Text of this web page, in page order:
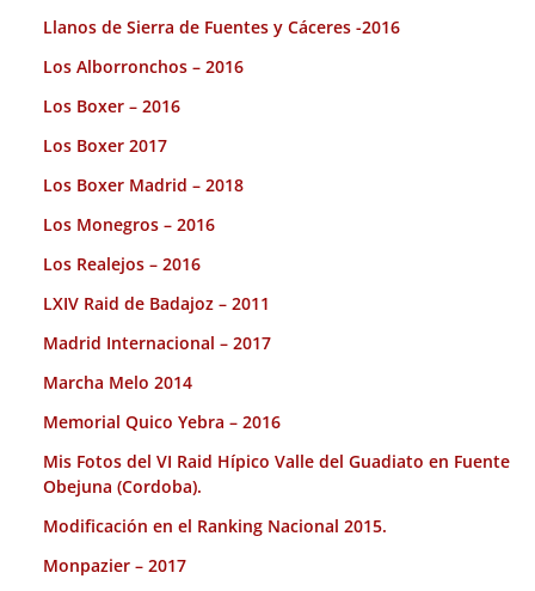
Llanos de Sierra de Fuentes y Cáceres -2016
Los Alborronchos – 2016
Los Boxer – 2016
Los Boxer 2017
Los Boxer Madrid – 2018
Los Monegros – 2016
Los Realejos – 2016
LXIV Raid de Badajoz – 2011
Madrid Internacional – 2017
Marcha Melo 2014
Memorial Quico Yebra – 2016
Mis Fotos del VI Raid Hípico Valle del Guadiato en Fuente
Obejuna (Cordoba).
Modificación en el Ranking Nacional 2015.
Monpazier – 2017